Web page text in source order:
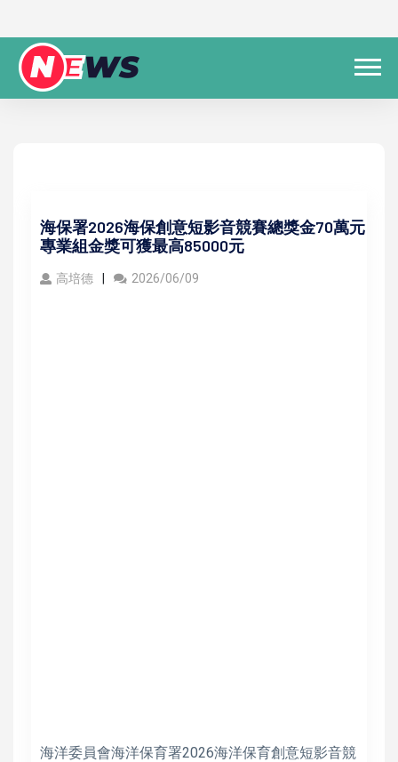
海保署2026海保創意短影音競賽總獎金70萬元
專業組金獎可獲最高85000元
高培德 2026/06/09
海洋委員會海洋保育署2026海洋保育創意短影音競